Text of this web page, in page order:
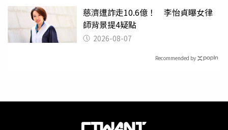
慈濟遭詐走10.6億！ 李怡貞曝女律
師背景提4疑點
2026-08-07
Recommended by